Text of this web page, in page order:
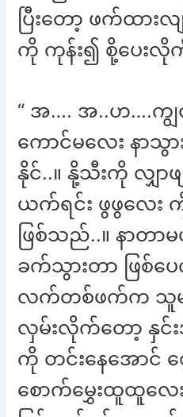
ပြီးတော့ ဖက်ထား
ကို ကုန်း၍ စို့ပေး
“ အ…. အ..ဟ….က
ကောင်မလေး နာသွာ
နိုင်..။ နို့သီးကို လျှာဖ
ယက်ရင်း ဖွဖွလေး
ဖြစ်သည်..။ နာတာ
ခက်သွားတာ ဖြစ်ပ
လက်တစ်ဖက်က သူမ
လှမ်းလိုက်တော့ နှင်
ကို တင်းနေအောင်
စောက်မွှေးထူထူလေ